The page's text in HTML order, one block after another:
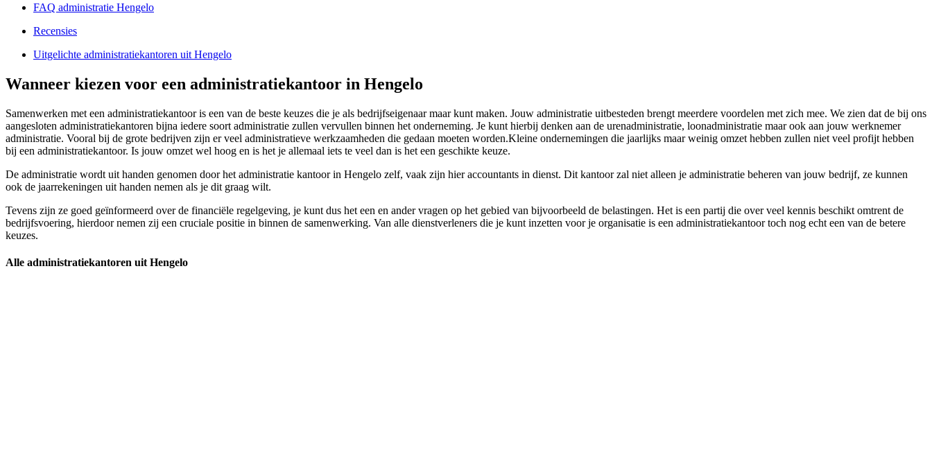
FAQ administratie Hengelo
Recensies
Uitgelichte administratiekantoren uit Hengelo
Wanneer kiezen voor een administratiekantoor in Hengelo
Samenwerken met een administratiekantoor is een van de beste keuzes die je als bedrijfseigenaar maar kunt maken. Jouw administratie uitbesteden brengt meerdere voordelen met zich mee. We zien dat de bij ons
aangesloten administratiekantoren bijna iedere soort administratie zullen vervullen binnen het onderneming. Je kunt hierbij denken aan de urenadministratie, loonadministratie maar ook aan jouw werknemer
administratie. Vooral bij de grote bedrijven zijn er veel administratieve werkzaamheden die gedaan moeten worden.Kleine ondernemingen die jaarlijks maar weinig omzet hebben zullen niet veel profijt hebben
bij een administratiekantoor. Is jouw omzet wel hoog en is het je allemaal iets te veel dan is het een geschikte keuze.
De administratie wordt uit handen genomen door het administratie kantoor in Hengelo zelf, vaak zijn hier accountants in dienst. Dit kantoor zal niet alleen je administratie beheren van jouw bedrijf, ze kunnen
ook de jaarrekeningen uit handen nemen als je dit graag wilt.
Tevens zijn ze goed geïnformeerd over de financiële regelgeving, je kunt dus het een en ander vragen op het gebied van bijvoorbeeld de belastingen. Het is een partij die over veel kennis beschikt omtrent de
bedrijfsvoering, hierdoor nemen zij een cruciale positie in binnen de samenwerking. Van alle dienstverleners die je kunt inzetten voor je organisatie is een administratiekantoor toch nog echt een van de betere
keuzes.
Alle administratiekantoren uit Hengelo